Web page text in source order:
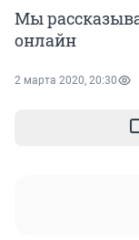
Мы
онлайн
2 марта 2020, 20:30